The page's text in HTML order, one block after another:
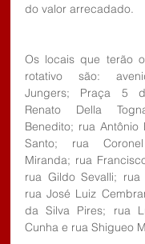
do valor arrecadado.
Os locais que terão
rotativo são:
Jungers; Praça 5
Renato Della
Benedito; rua Antônio
Santo; rua
Miranda; rua
rua Gildo Sevalli; rua
rua José Luiz
da Silva Pires; rua
Cunha e rua Shigueo